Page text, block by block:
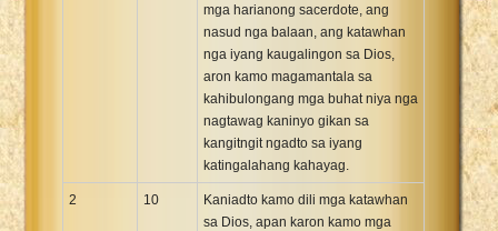
mga harianong sacerdote, ang
nasud nga balaan, ang katawhan
nga iyang kaugalingon sa Dios,
aron kamo magamantala sa
kahibulongang mga buhat niya nga
nagtawag kaninyo gikan sa
kangitngit ngadto sa iyang
katingalahang kahayag.
2 10
Kaniadto kamo dili mga katawhan
sa Dios, apan karon kamo mga